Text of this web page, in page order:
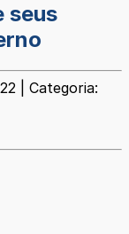
seus
| Categoria: